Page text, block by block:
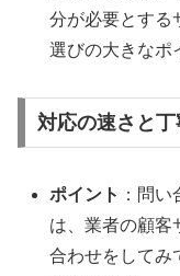
分が必要とする
選びの大きなポ
対応の速さと丁
ポイント ：問
は、業者の顧客
合わせをしてみ